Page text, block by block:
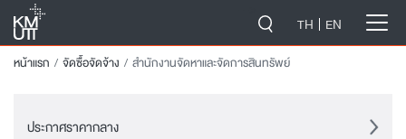
TH EN
หน้าแรก จัดซื้อจัดจ้าง สำนักงานจัดหาและจัดการสินทรัพย์
ประกาศราคากลาง